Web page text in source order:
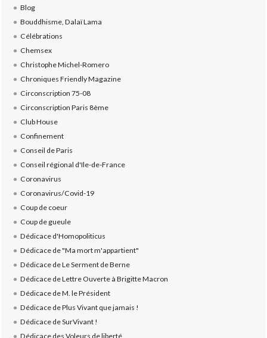
Blog
Bouddhisme, Dalaï Lama
Célébrations
Chemsex
Christophe Michel-Romero
Chroniques Friendly Magazine
Circonscription 75-08
Circonscription Paris 8ème
Club House
Confinement
Conseil de Paris
Conseil régional d'Ile-de-France
Coronavirus
Coronavirus/Covid-19
Coup de coeur
Coup de gueule
Dédicace d'Homopoliticus
Dédicace de "Ma mort m'appartient"
Dédicace de Le Serment de Berne
Dédicace de Lettre Ouverte à Brigitte Macron
Dédicace de M. le Président
Dédicace de Plus Vivant que jamais !
Dédicace de SurVivant !
Dédicace des Voleurs de liberté